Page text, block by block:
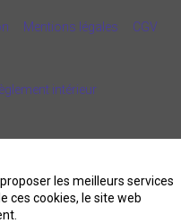
Mentions légales CGV
intérieur
les meilleurs services
ces cookies, le site web